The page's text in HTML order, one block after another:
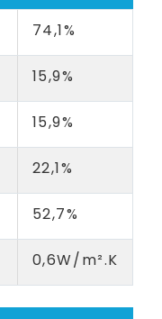
74,1%
15,9%
15,9%
22,1%
52,7%
0,6W/m².K